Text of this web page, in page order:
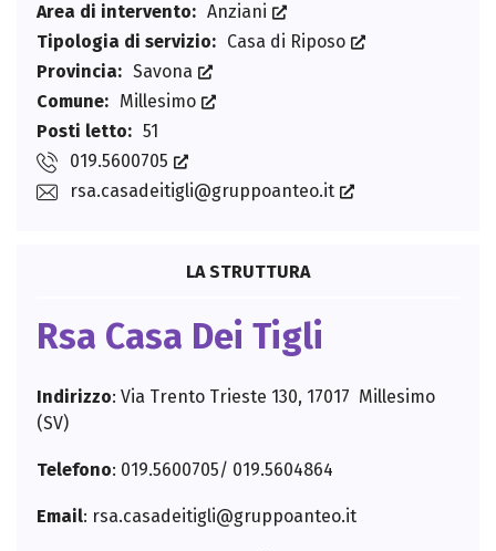
Area di intervento: Anziani
Tipologia di servizio: Casa di Riposo
Provincia: Savona
Comune: Millesimo
Posti letto: 51
019.5600705
rsa.casadeitigli@gruppoanteo.it
LA STRUTTURA
Rsa Casa Dei Tigli
Indirizzo: Via Trento Trieste 130, 17017 Millesimo
(SV)
Telefono: 019.5600705/ 019.5604864
Email: rsa.casadeitigli@gruppoanteo.it